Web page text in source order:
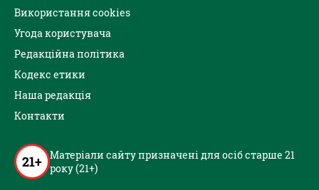
Використання cookies
Угода користувача
Редакційна політика
Кодекс етики
Наша редакція
Контакти
21+ Матеріали сайту призначені для осіб старше 21
року (21+)